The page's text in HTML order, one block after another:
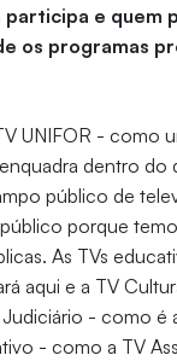
participa e quem
os programas
UNIFOR - como
dentro do
público de
porque
As TVs
aqui e a TV
- como é
- como a TV